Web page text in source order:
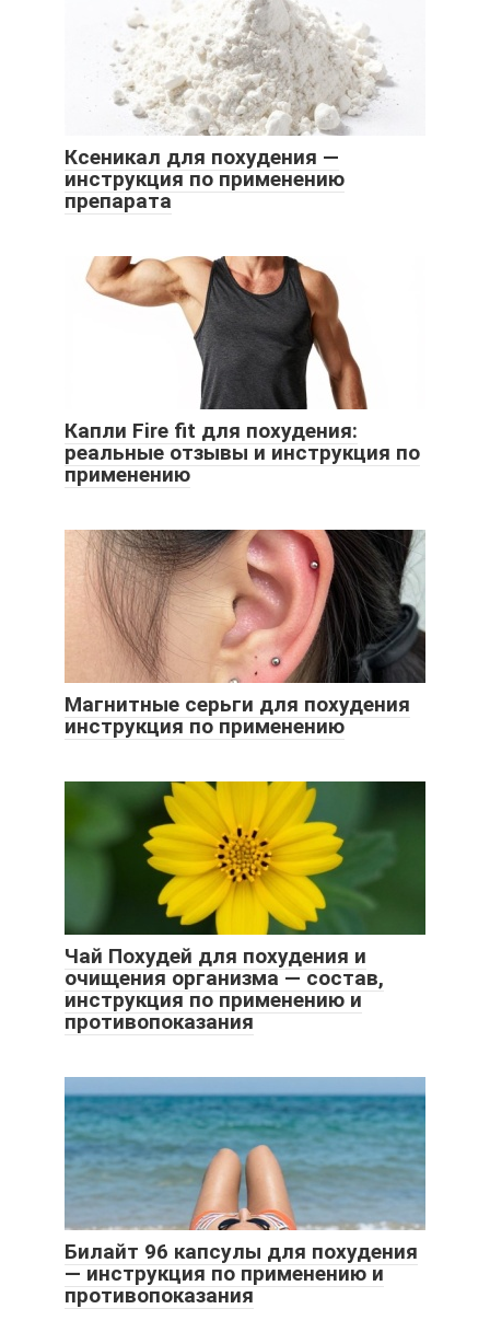
Ксеникал для похудения —
инструкция по применению
препарата
Капли Fire fit для похудения:
реальные отзывы и инструкция по
применению
Магнитные серьги для похудения
инструкция по применению
Чай Похудей для похудения и
очищения организма — состав,
инструкция по применению и
противопоказания
Билайт 96 капсулы для похудения
— инструкция по применению и
противопоказания